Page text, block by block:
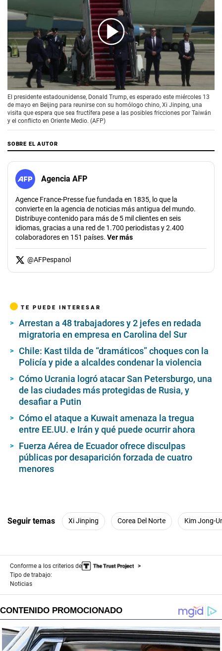
00:00/01:58
El presidente estadounidense, Donald Trump, es esperado este miércoles 13
de mayo en Beijing para reunirse con su homólogo chino, Xi Jinping, una
visita que espera que sea fructífera pese a las posibles fricciones por Taiwán
y el conflicto en Oriente Medio. (AFP)
SOBRE EL AUTOR
Agencia AFP
Agence France-Presse fue fundada en 1835, lo que la
convierte en la agencia de noticias más antigua del mundo.
Distribuye contenido para más de 5 mil clientes en seis
idiomas, gracias a una red de 1.700 periodistas y 2.400
colaboradores en 151 países. Ver más
@AFPespanol
TE PUEDE INTERESAR
Arrestan a 48 trabajadores y 2 jefes en redada
migratoria en empresa en Carolina del Sur
Chile: Kast tilda de “dramáticos” choques con la
Policía y pide a alcaldes condenar la violencia
Cómo Ucrania logró atacar San Petersburgo, una
de las ciudades más protegidas de Rusia, y
desafiar a Putin
Cómo el ataque a Kuwait amenaza la tregua
entre EE.UU. e Irán y qué puede ocurrir ahora
Fuerza Aérea de Ecuador ofrece disculpas
públicas por desaparición forzada de cuatro
menores
Seguir temas Xi Jinping Corea Del Norte Kim Jong-
Conforme a los criterios de
Tipo de trabajo:
Noticias